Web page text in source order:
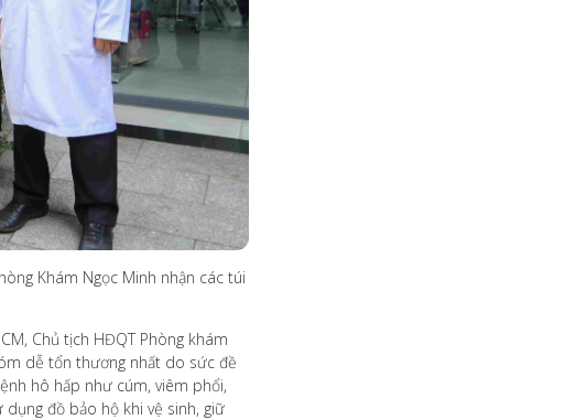
Khám Ngọc Minh nhận các túi
Chủ tịch HĐQT Phòng khám
dễ tổn thương nhất do sức đề
hô hấp như cúm, viêm phổi,
đồ bảo hộ khi vệ sinh, giữ